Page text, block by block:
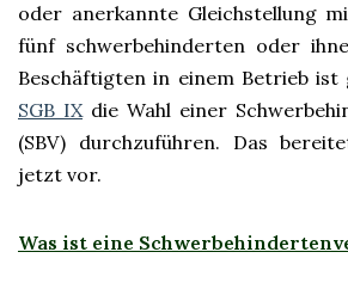
oder anerkannte Gleichstellung
fünf schwerbehinderten oder
Beschäftigten in einem Betrieb ist
SGB IXdie Wahl einer
(SBV) durchzuführen. Das
jetzt vor.
Was ist eine